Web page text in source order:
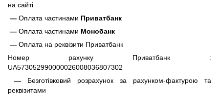
на сайті
— Оплата частинами Приватбанк
— Оплата частинами Монобанк
— Оплата на реквізити Приватбанк
Номер рахунку Приватбанк :
UA573052990000026008036807302
— Безготівковий розрахунок за рахунком-фактурою та
реквізитами